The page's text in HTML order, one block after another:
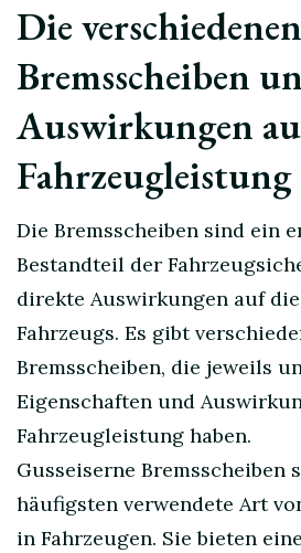
Die
Bremsscheiben
Auswirkungen
Fahrzeugleistung
Die Bremsscheiben sind ein
Bestandteil der
direkte Auswirkungen auf
Fahrzeugs. Es gibt
Bremsscheiben, die jeweils
Eigenschaften und
Fahrzeugleistung haben.
Gusseiserne Bremsscheiben
häufigsten verwendete Art
in Fahrzeugen. Sie bieten